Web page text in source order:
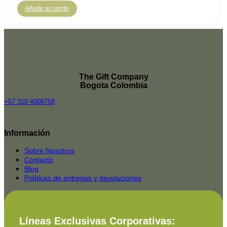
Añadir al carrito
The Gift Company
Bogota Colombia
+57 310 4008758
Rated
2025-
Información
Sobre Nosotros
Contacto
Blog
Políticas de entregas y devoluciones
Líneas Exclusivas Corporativas: